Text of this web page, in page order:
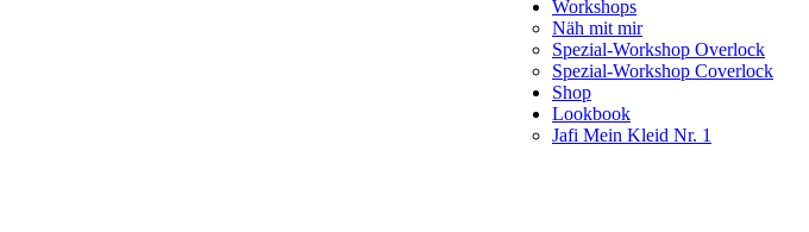
Workshops
Näh mit mir
Spezial-Workshop Overlock
Spezial-Workshop Coverlock
Shop
Lookbook
Jafi Mein Kleid Nr. 1